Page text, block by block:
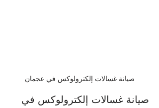
صيانة غسالات إلكترولوكس في عجمان
صيانة غسالات إلكترولوكس في